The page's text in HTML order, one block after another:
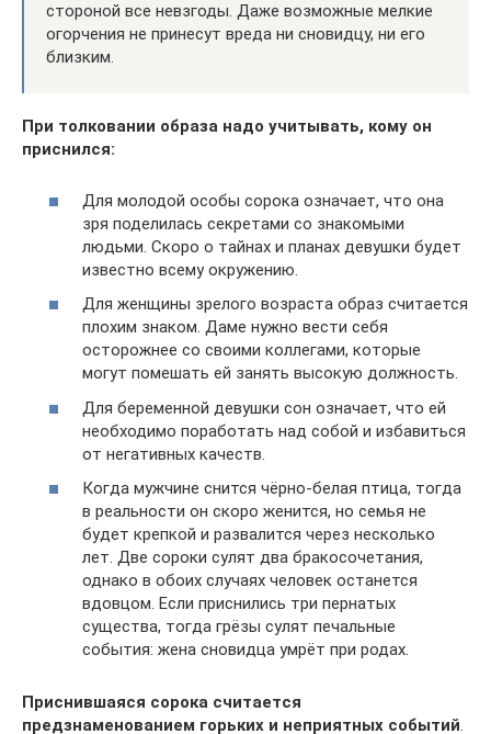
стороной все невзгоды. Даже возможные мелкие
огорчения не принесут вреда ни сновидцу, ни его
близким.
При толковании образа надо учитывать, кому он
приснился:
Для молодой особы сорока означает, что она
зря поделилась секретами со знакомыми
людьми. Скоро о тайнах и планах девушки будет
известно всему окружению.
Для женщины зрелого возраста образ считается
плохим знаком. Даме нужно вести себя
осторожнее со своими коллегами, которые
могут помешать ей занять высокую должность.
Для беременной девушки сон означает, что ей
необходимо поработать над собой и избавиться
от негативных качеств.
Когда мужчине снится чёрно-белая птица, тогда
в реальности он скоро женится, но семья не
будет крепкой и развалится через несколько
лет. Две сороки сулят два бракосочетания,
однако в обоих случаях человек останется
вдовцом. Если приснились три пернатых
существа, тогда грёзы сулят печальные
события: жена сновидца умрёт при родах.
Приснившаяся сорока считается
предзнаменованием горьких и неприятных событий.